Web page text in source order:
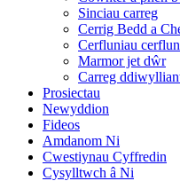
Sinciau carreg
Cerrig Bedd a
Cerfluniau
Marmor jet dŵr
Carreg
Prosiectau
Newyddion
Fideos
Amdanom Ni
Cwestiynau Cyffredin
Cysylltwch â Ni